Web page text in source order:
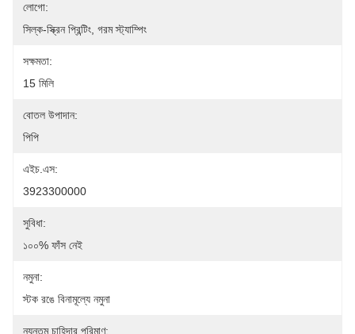
লোগো:
সিল্ক-স্ক্রিন প্রিন্টিং, গরম স্ট্যাম্পিং
সক্ষমতা:
15 মিলি
বোতল উপাদান:
পিপি
এইচ.এস:
3923300000
সুবিধা:
১০০% ফাঁস নেই
নমুনা:
স্টক রঙে বিনামূল্যে নমুনা
ন্যূনতম চাহিদার পরিমাণ: